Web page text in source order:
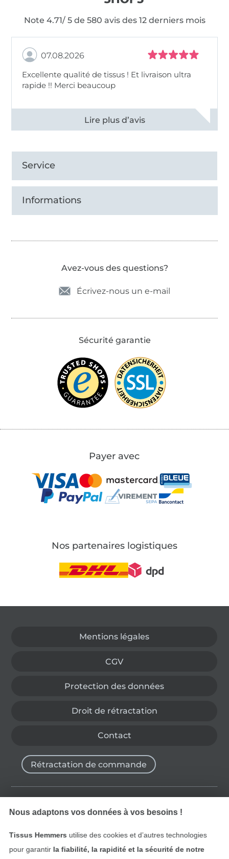
Note 4.71/ 5 de 580 avis des 12 derniers mois
07.08.2026
Excellente qualité de tissus ! Et livraison ultra
rapide !! Merci beaucoup
Voir tous les 11496 commentaires
Service
Informations
Avez-vous des questions?
Écrivez-nous un e-mail
Sécurité garantie
Payer avec
Nos partenaires logistiques
Mentions légales
CGV
Protection des données
Droit de rétractation
Contact
Rétractation de commande
Trouvez plus d’idées
Nous adaptons vos données à vos besoins !
Tissus Hemmers utilise des cookies et d’autres technologies
pour garantir la fiabilité, la rapidité et la sécurité de notre